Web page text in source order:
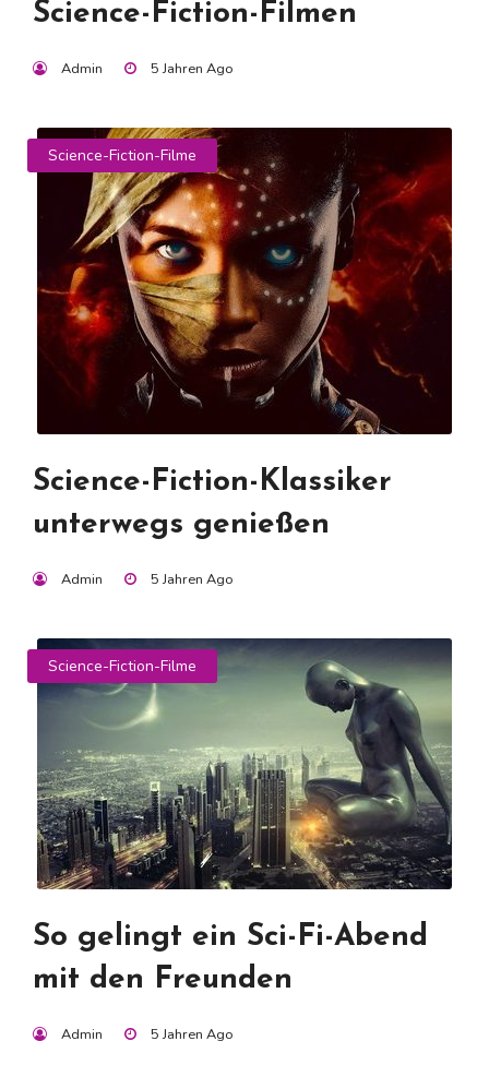
Science-Fiction-Filmen
Admin 5 Jahren Ago
Science-Fiction-Filme
Science-Fiction-Klassiker
unterwegs genießen
Admin 5 Jahren Ago
Science-Fiction-Filme
So gelingt ein Sci-Fi-Abend
mit den Freunden
Admin 5 Jahren Ago